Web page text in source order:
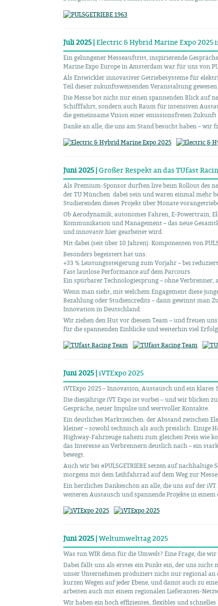
Juli 2025 | Electric & Hybrid Marine Expo
Ein gelungener Messeauftritt, inspirierende
Marine Expo Europe in Amsterdam war für uns von
Als Entwickler innovativer Getriebesysteme für
Teil dieser zukunftsweisenden Veranstaltung
Die Messe bot nicht nur einen spannenden Blick auf
Schifffahrt, sondern auch Raum für intensiven
die gemeinsame Vision einer emissionsfreien Zukunft
Danke an alle, die uns am Stand besucht haben – wir
Juni 2025 | Großer Respekt an das TUfast
Als Premium-Sponsor durften live beim Rollout des
der TU München dabei sein und waren einmal mehr
Studierenden dieses Projekt über Monate
Ob Aerodynamik, autonomes Fahren, E-Powertrain,
Kommunikation und Management – das neue
und innovativ hier gearbeitet wird.
Mit dabei (seit über 10 Jahren): Komponenten von
Besonders begeistert hat uns:
+33 % Leistungssteigerung zum Vorjahr – bei
Fast lautlose Performance auf dem Parcours
Ein spürbarer Technologiesprung – ohne
Wenn man sieht, mit welchem Engagement diese
Bezahlung oder Studiencredits – dann gewinnt man
Innovation in Deutschland.
Wir ziehen den Hut vor diesem Team – und freuen
für die spannenden Einblicke und weiterhin viel
Juni 2025 | iVTExpo 2025
iVTExpo 2025 – Innovation, Austausch und ein
Die diesjährige iVT Expo ist vorbei – und wir blicken
Gespräche, neuer Impulse und wertvoller Kontakte.
Ein deutliches Marktzeichen: der Abstand zwischen
kleiner – sowohl technisch als auch preislich. Einige
Highway-Fahrzeuge nahezu zum gleichen Preis wie
das Interesse an Verbrennern deutlich nach – ein
bewegt.
Auch wir bei #PULSGETRIEBE setzen auf
morgens mit dem Leihfahrrad auf dem Weg zur
Ein herzliches Dankeschön an alle, die uns auf der
weiteren Austausch und spannende Projekte in
Juni 2025 | Weltumwelttag 2025
Was tun WIR denn für die Umwelt? Eine Frage, die
Dabei fällt uns als erstes ein Punkt ein, der uns nicht
unser Unternehmen produziert nicht nur regional
kurzen Wegen auf jeder Ebene, und damit auch zu
arbeiten auch mit einem regionalen Lieferanten-
Wir haben ein hoch effizientes, flexibles und